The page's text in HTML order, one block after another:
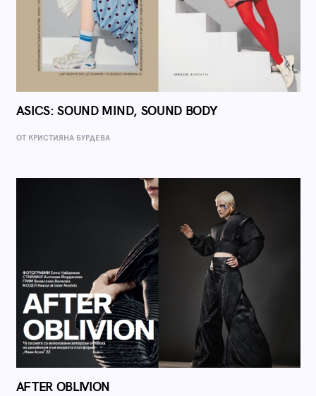
ASICS: SOUND MIND, SOUND BODY
ОТ КРИСТИЯНА БУРДЕВА
AFTER OBLIVION